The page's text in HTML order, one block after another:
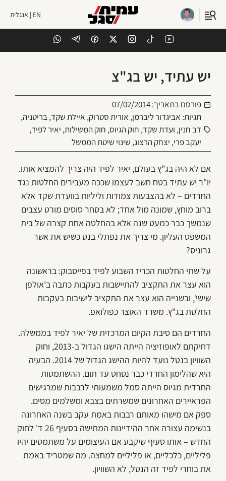
EN | אנגלית
יש עתיד, יש בג"צ
פורסם בתאריך:07/02/2014
תגיות: אביגדור ליברמן, אורית סטרוק, איילת שקד,בריטניה,
דב חנין, ועדת שקד, חוק הגיוס, חוק המשילות, יאיר לפיד,
יעקב פרי, יצחק הרצוג, שינוי שיטת הממשל
אם לא היה בג"ץ בעולם, יאיר לפיד היה צריך להמציא אותו.
יו"ר יש עתיד בטח חשב לעצמו שככה מעבירים החלטות נגד
החרדים – לא בהצבעות צמודות וליליות בוועדת שקד אלא
ברוב מוחץ, שמונה מול אחד; לא בסחר סוסים מורט עצבים
שנמשך כבר כמעט שנה אלא בהחלטה אחת קצרה של בית
המשפט העליון. מי צריך את נפתלי בנט כשיש את אשר
גרוניס?
על שתי החלטות הכריז השבוע לפיד בפייסבוק: בראשונה
הוא עצר את התקציב להתיישבות בעקבות כתבה ב'אולפן
שישי', ובשנייה הוא עצר את התקציב לישיבות בעקבות
החלטת בג"ץ. משרד האוצר כפולואפ.
החרדים הם סיבת הקיום המרכזית של יאיר לפיד בממשלה.
דחיקתם לאופוזיציה הייתה הישגו הגדול ב-2013, וחוק
השוויון בנטל נועד להיות ההישג הגדול של 2014. הבעיה
היא שהלימון החרדי כבר נסחט עד תום. ההשתמטות
החרדית מגיוס הייתה סמל משמעותי לרבבות שמרגישים
הפראיירים האחרונים שמשרתים בצבא ומשלמים מסים.
ספק אם מישהו מאותם רבבות באמת עקב בשנה האחרונה
בנשימה עצורה אחר ההידיינות המתישה בסעיף 26 ד' לחוק
החדש – אותו סעיף שיקבע אם העיצומים על משתמטים יהיו
פליליים, כלכליים, או פליליים למחצה. מה שמטריד באמת
את בוחרי לפיד זה הנטל, לא השוויון.